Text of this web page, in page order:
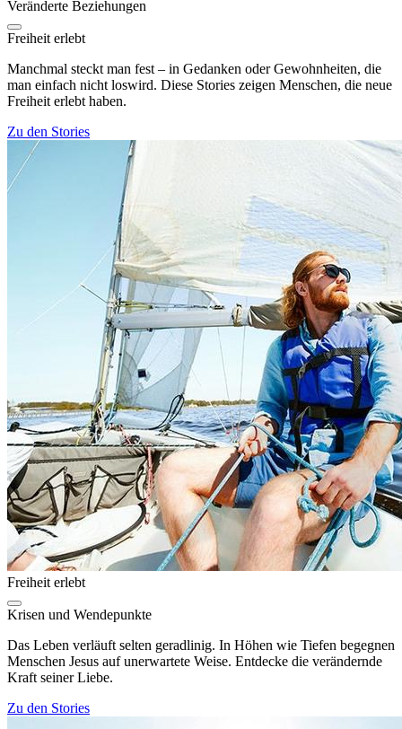
Veränderte Beziehungen
Freiheit erlebt
Manchmal steckt man fest – in Gedanken oder Gewohnheiten, die
man einfach nicht loswird. Diese Stories zeigen Menschen, die neue
Freiheit erlebt haben.
Zu den Stories
Freiheit erlebt
Krisen und Wendepunkte
Das Leben verläuft selten geradlinig. In Höhen wie Tiefen begegnen
Menschen Jesus auf unerwartete Weise. Entdecke die verändernde
Kraft seiner Liebe.
Zu den Stories